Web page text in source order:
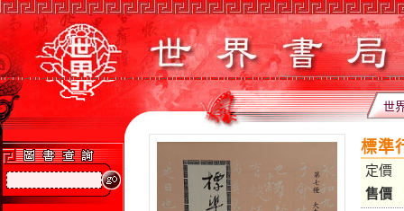
世
標準
定價
售價